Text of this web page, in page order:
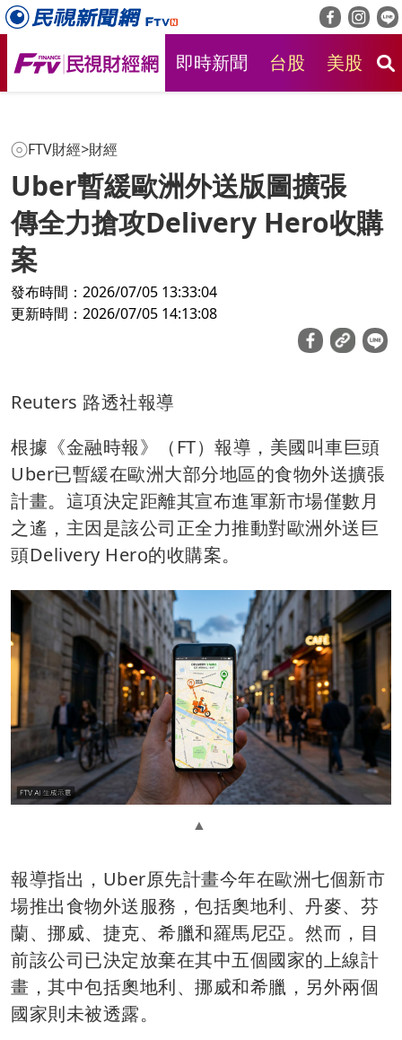
即時新聞 台股 美股
FTV財經>財經
Uber暫緩歐洲外送版圖擴張
傳全力搶攻Delivery Hero收購
案
發布時間：2026/07/05 13:33:04
更新時間：2026/07/05 14:13:08
Reuters 路透社報導
根據《金融時報》（FT）報導，美國叫車巨頭
Uber已暫緩在歐洲大部分地區的食物外送擴張
計畫。這項決定距離其宣布進軍新市場僅數月
之遙，主因是該公司正全力推動對歐洲外送巨
頭Delivery Hero的收購案。
報導指出，Uber原先計畫今年在歐洲七個新市
場推出食物外送服務，包括奧地利、丹麥、芬
蘭、挪威、捷克、希臘和羅馬尼亞。然而，目
前該公司已決定放棄在其中五個國家的上線計
畫，其中包括奧地利、挪威和希臘，另外兩個
國家則未被透露。